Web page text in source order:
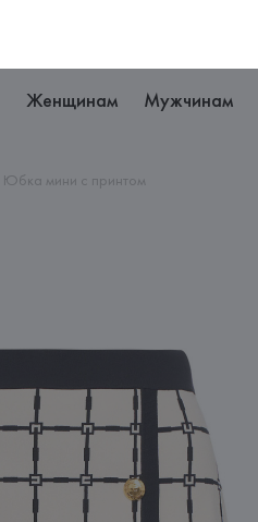
Женщинам Мужчинам
Юбка мини с принтом